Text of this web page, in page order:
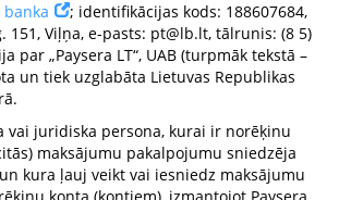
banka
; identifikācijas kods: 188607684,
151, Viļņa, e-pasts: pt@lb.lt, tālrunis: (8 5)
par „Paysera LT“, UAB (turpmāk tekstā –
un tiek uzglabāta Lietuvas Republikas
vai juridiska persona, kurai ir norēķinu
maksājumu pakalpojumu sniedzēja
kura ļauj veikt vai iesniedz maksājumu